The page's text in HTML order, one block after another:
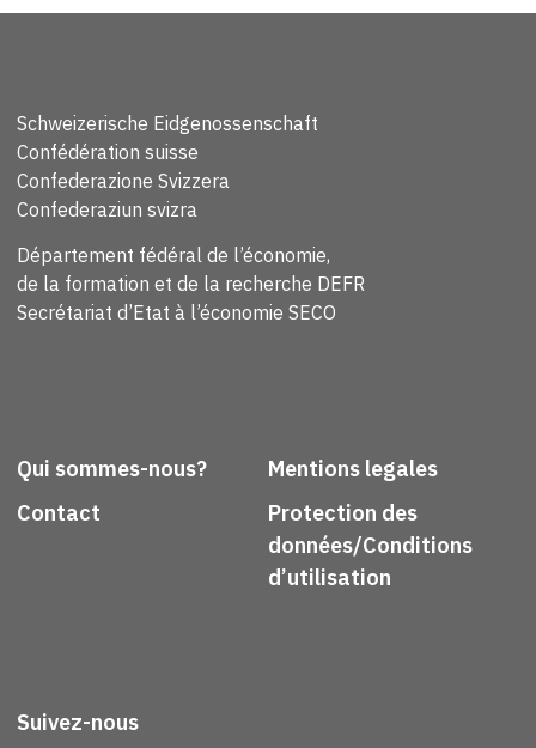
Schweizerische Eidgenossenschaft
Confédération suisse
Confederazione Svizzera
Confederaziun svizra
Département fédéral de l’économie,
de la formation et de la recherche DEFR
Secrétariat d’Etat à l’économie SECO
Qui sommes-nous?
Contact
Mentions legales
Protection des
données/Conditions
d’utilisation
Suivez-nous